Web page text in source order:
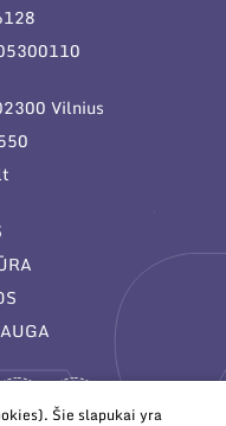
Vilnius
Šie slapukai yra